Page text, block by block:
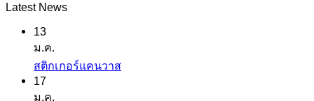
Latest News
13
ม.ค.
สติกเกอร์แคนวาสไม่มี
17
ม.ค.